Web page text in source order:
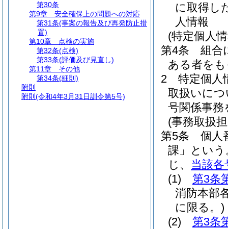
に取得し
人情報
(特定個人
第4条
組合
ある者を
2
特定個人
取扱いに
号関係事
(事務取扱
第5条
個人
課」という
じ、 当該各
(1)
第3条
消防本部
に限る。)
(2)
第3条
第30条
第9章
安全確保上の問題への対応
第31条(事案の報告及び再発防止措
置)
第10章
点検の実施
第32条(点検)
第33条(評価及び見直し)
第11章
その他
第34条(細則)
附則
附則 (令和4年3月31日訓令第5号)